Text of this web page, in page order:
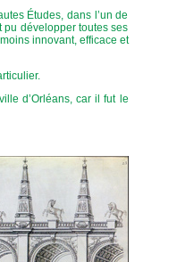
Études, dans l’un de
pu développer toutes ses
innovant, efficace et
d’Orléans, car il fut le